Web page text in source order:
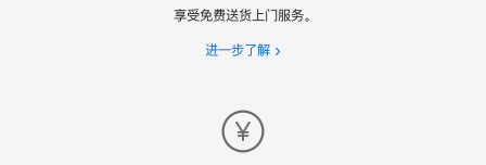
享受免费送货上门服务。
进一步了解 免